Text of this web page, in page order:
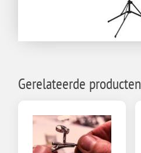
Gerelateerde producten